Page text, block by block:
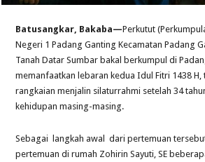
Batusangkar, Bakaba—Perkutut
Negeri 1 Padang Ganting Kecamatan Padang
Tanah Datar Sumbar bakal berkumpul di
memanfaatkan lebaran kedua Idul Fitri 1438 H,
rangkaian menjalin silaturrahmi setelah 34
kehidupan masing-masing.
Sebagai langkah awal dari pertemuan
pertemuan di rumah Zohirin Sayuti, SE